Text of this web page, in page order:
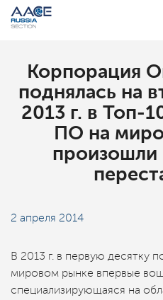
Корпорация
поднялась на
2013 г. в Топ-
ПО на
произошли
2 апреля 2014
В 2013 г. в первую десятку
мировом рынке впервые
специализирующаяся на